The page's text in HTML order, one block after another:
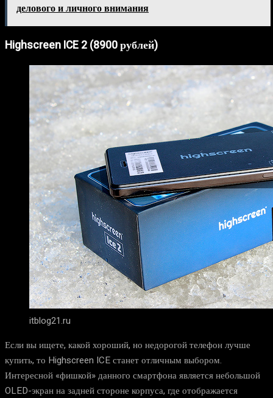
делового и личного внимания
Highscreen ICE 2 (8900 рублей)
itblog21.ru
Если вы ищете, какой хороший, но недорогой телефон лучше
купить, то Highscreen ICE станет отличным выбором.
Интересной «фишкой» данного смартфона является небольшой
OLED-экран на задней стороне корпуса, где отображается